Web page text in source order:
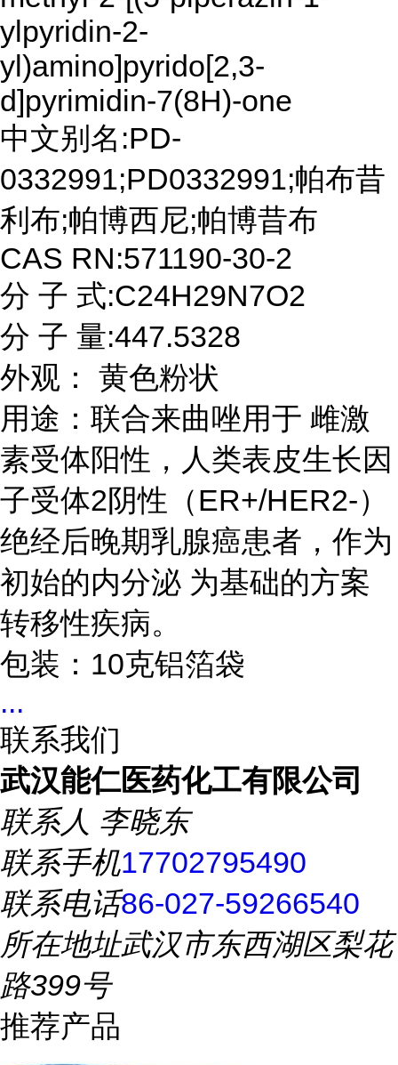
ylpyridin-2-
yl)amino]pyrido[2,3-
d]pyrimidin-7(8H)-one
中文别名:PD-
0332991;PD0332991;帕布昔
利布;帕博西尼;帕博昔布
CAS RN:571190-30-2
分 子 式:C24H29N7O2
分 子 量:447.5328
外观： 黄色粉状
用途：联合来曲唑用于 雌激
素受体阳性，人类表皮生长因
子受体2阴性（ER+/HER2-）
绝经后晚期乳腺癌患者，作为
初始的内分泌 为基础的方案
转移性疾病。
包装：10克铝箔袋
...
联系我们
武汉能仁医药化工有限公司
联系人 李晓东
联系手机17702795490
联系电话86-027-59266540
所在地址武汉市东西湖区梨花
路399号
推荐产品